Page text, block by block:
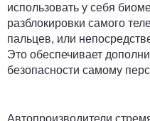
использовать у себя
разблокировки самого
пальцев, или
Это обеспечивает
безопасности самому
Автопроизводители